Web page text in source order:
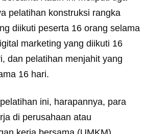
pelatihan konstruksi rangka
diikuti peserta 16 orang selama
marketing yang diikuti 16
dan pelatihan menjahit yang
16 hari.
ini, harapannya, para
di perusahaan atau